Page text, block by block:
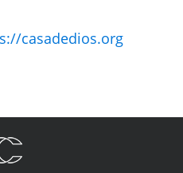
casadedios.org